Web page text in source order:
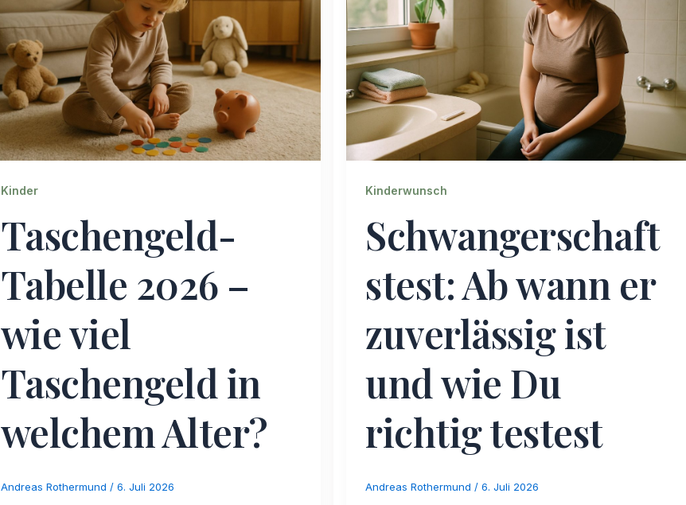
Kinder
Taschengeld-
Tabelle 2026 –
wie viel
Taschengeld in
welchem Alter?
Andreas Rothermund / 6. Juli 2026
Kinderwunsch
Schwangerschaft
stest: Ab wann er
zuverlässig ist
und wie Du
richtig testest
Andreas Rothermund /6. Juli 2026